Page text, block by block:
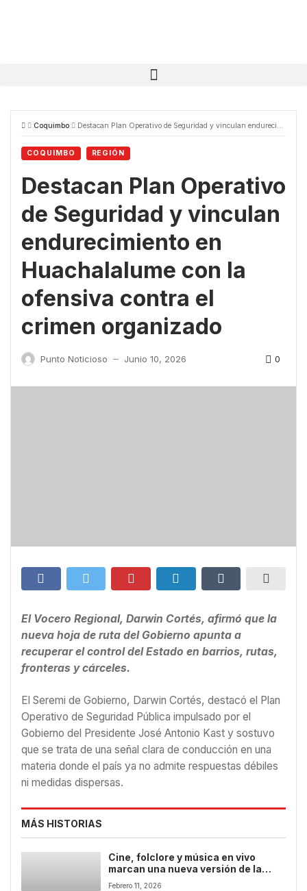
Coquimbo Destacan Plan Operativo de Seguridad y vinculan endurecimiento en Huachalalume con la ofensiva contra el crimen organizado
COQUIMBO REGIÓN
Destacan Plan Operativo
de Seguridad y vinculan
endurecimiento en
Huachalalume con la
ofensiva contra el
crimen organizado
Punto Noticioso — Junio 10, 2026 0
El Vocero Regional, Darwin Cortés, afirmó que la
nueva hoja de ruta del Gobierno apunta a
recuperar el control del Estado en barrios, rutas,
fronteras y cárceles.
El Seremi de Gobierno, Darwin Cortés, destacó el Plan
Operativo de Seguridad Pública impulsado por el
Gobierno del Presidente José Antonio Kast y sostuvo
que se trata de una señal clara de conducción en una
materia donde el país ya no admite respuestas débiles
ni medidas dispersas.
MÁS HISTORIAS
Cine, folclore y música en vivo
marcan una nueva versión de la
Semana Herradureña
Febrero 11, 2026